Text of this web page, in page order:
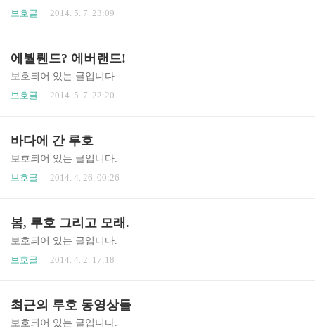
보호글
2014. 5. 7. 23:09
에붤뤤드? 에버랜드!
보호되어 있는 글입니다.
보호글
2014. 5. 7. 22:20
바다에 간 루호
보호되어 있는 글입니다.
보호글
2014. 4. 26. 00:26
봄, 루호 그리고 모래.
보호되어 있는 글입니다.
보호글
2014. 4. 2. 17:18
최근의 루호 동영상들
보호되어 있는 글입니다.